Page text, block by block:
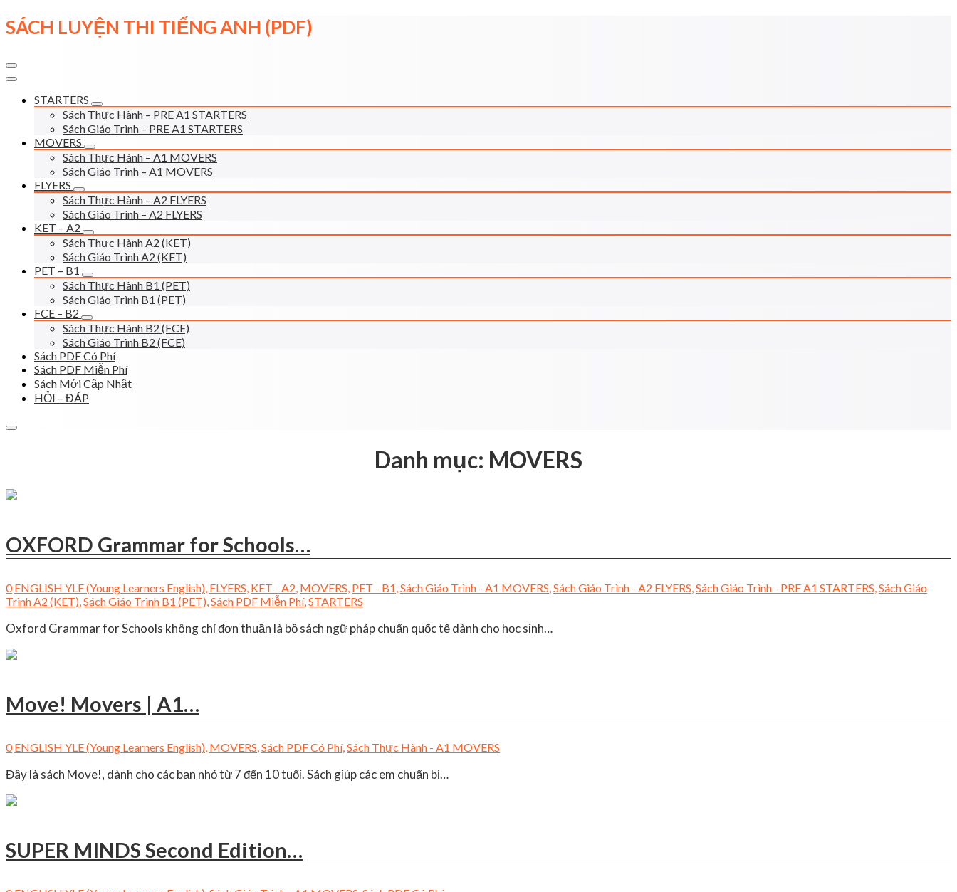
Skip
to
SÁCH LUYỆN THI TIẾNG ANH (PDF)
STARTERS
Sách Thực Hành – PRE A1 STARTERS
Sách Giáo Trình – PRE A1 STARTERS
MOVERS
Sách Thực Hành – A1 MOVERS
Sách Giáo Trình – A1 MOVERS
FLYERS
Sách Thực Hành – A2 FLYERS
Sách Giáo Trình – A2 FLYERS
KET – A2
Sách Thực Hành A2 (KET)
Sách Giáo Trình A2 (KET)
PET – B1
Sách Thực Hành B1 (PET)
Sách Giáo Trình B1 (PET)
FCE – B2
Sách Thực Hành B2 (FCE)
Sách Giáo Trình B2 (FCE)
Sách PDF Có Phí
Sách PDF Miễn Phí
Sách Mới Cập Nhật
HỎI – ĐÁP
Danh mục: MOVERS
OXFORD Grammar for Schools…
0 ENGLISH YLE (Young Learners English), FLYERS, KET - A2, MOVERS, PET - B1,Sách Giáo Trình - A1 MOVERS,Sách Giáo Trình - A2 FLYERS,Sách Giáo Trình - PRE A1 STARTERS,Sách Giáo
Trình A2 (KET),Sách Giáo Trình B1 (PET),Sách PDF Miễn Phí,STARTERS
Oxford Grammar for Schools không chỉ đơn thuần là bộ sách ngữ pháp chuẩn quốc tế dành cho học sinh…
Move! Movers | A1…
0 ENGLISH YLE (Young Learners English), MOVERS,Sách PDF Có Phí,Sách Thực Hành - A1 MOVERS
Đây là sách Move!, dành cho các bạn nhỏ từ 7 đến 10 tuổi. Sách giúp các em chuẩn bị…
SUPER MINDS Second Edition…